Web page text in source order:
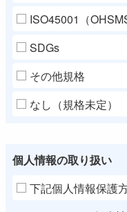
ISO45001（
SDGs
その他規格
なし（規格未定）
個人情報の取り扱い
下記個人情報保護